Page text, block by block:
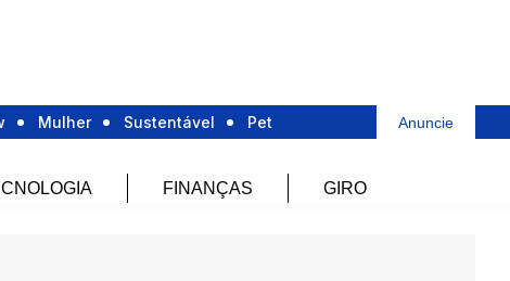
Mulher Sustentável Pet Anuncie
FINANÇAS GIRO